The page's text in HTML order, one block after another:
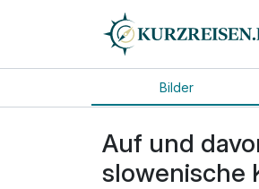
Bilder
Auf und
slowenische